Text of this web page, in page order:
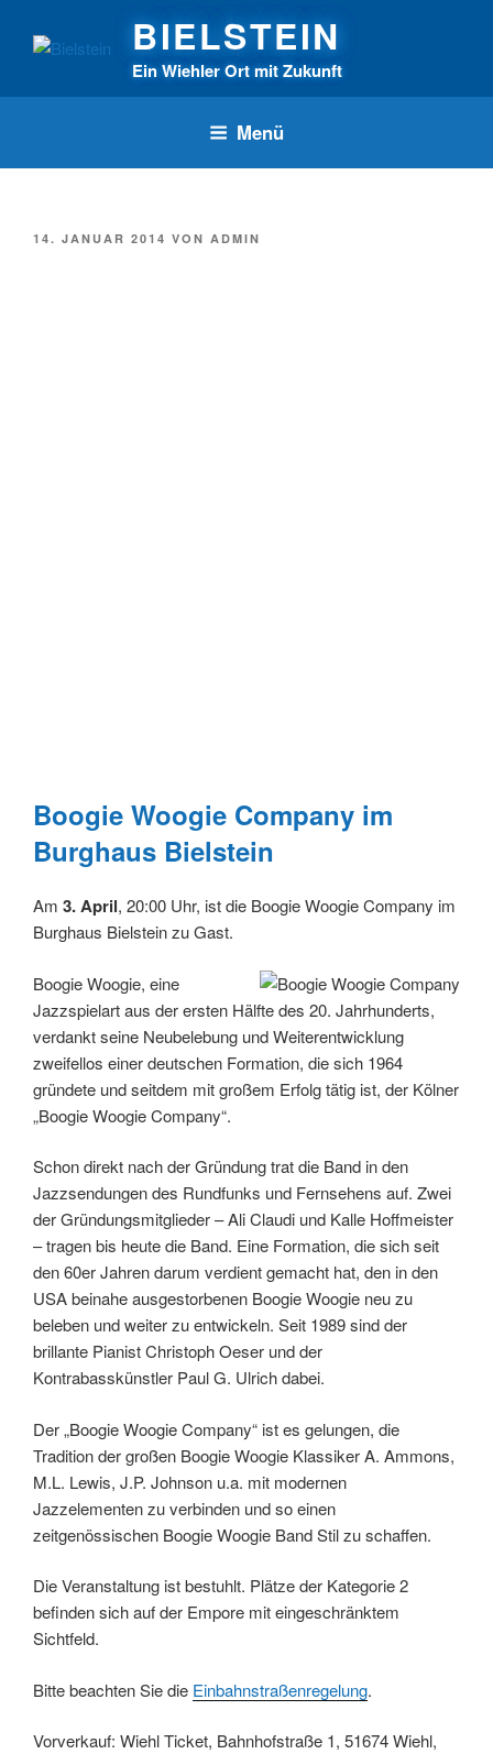
Inhalt
BIELSTEIN
Ein Wiehler Ort mit Zukunft
Menü
VERÖFFENTLICHT
14. JANUAR 2014 VON ADMIN
Boogie Woogie Company im
Burghaus Bielstein
Am 3. April, 20:00 Uhr, ist die Boogie Woogie Company im
Burghaus Bielstein zu Gast.
Boogie Woogie, eine
Jazzspielart aus der ersten Hälfte des 20. Jahrhunderts,
verdankt seine Neubelebung und Weiterentwicklung
zweifellos einer deutschen Formation, die sich 1964
gründete und seitdem mit großem Erfolg tätig ist, der Kölner
„Boogie Woogie Company“.
Schon direkt nach der Gründung trat die Band in den
Jazzsendungen des Rundfunks und Fernsehens auf. Zwei
der Gründungsmitglieder – Ali Claudi und Kalle Hoffmeister
– tragen bis heute die Band. Eine Formation, die sich seit
den 60er Jahren darum verdient gemacht hat, den in den
USA beinahe ausgestorbenen Boogie Woogie neu zu
beleben und weiter zu entwickeln. Seit 1989 sind der
brillante Pianist Christoph Oeser und der
Kontrabasskünstler Paul G. Ulrich dabei.
Der „Boogie Woogie Company“ ist es gelungen, die
Tradition der großen Boogie Woogie Klassiker A. Ammons,
M.L. Lewis, J.P. Johnson u.a. mit modernen
Jazzelementen zu verbinden und so einen
zeitgenössischen Boogie Woogie Band Stil zu schaffen.
Die Veranstaltung ist bestuhlt. Plätze der Kategorie 2
befinden sich auf der Empore mit eingeschränktem
Sichtfeld.
Bitte beachten Sie die Einbahnstraßenregelung.
Vorverkauf: Wiehl Ticket, Bahnhofstraße 1, 51674 Wiehl,